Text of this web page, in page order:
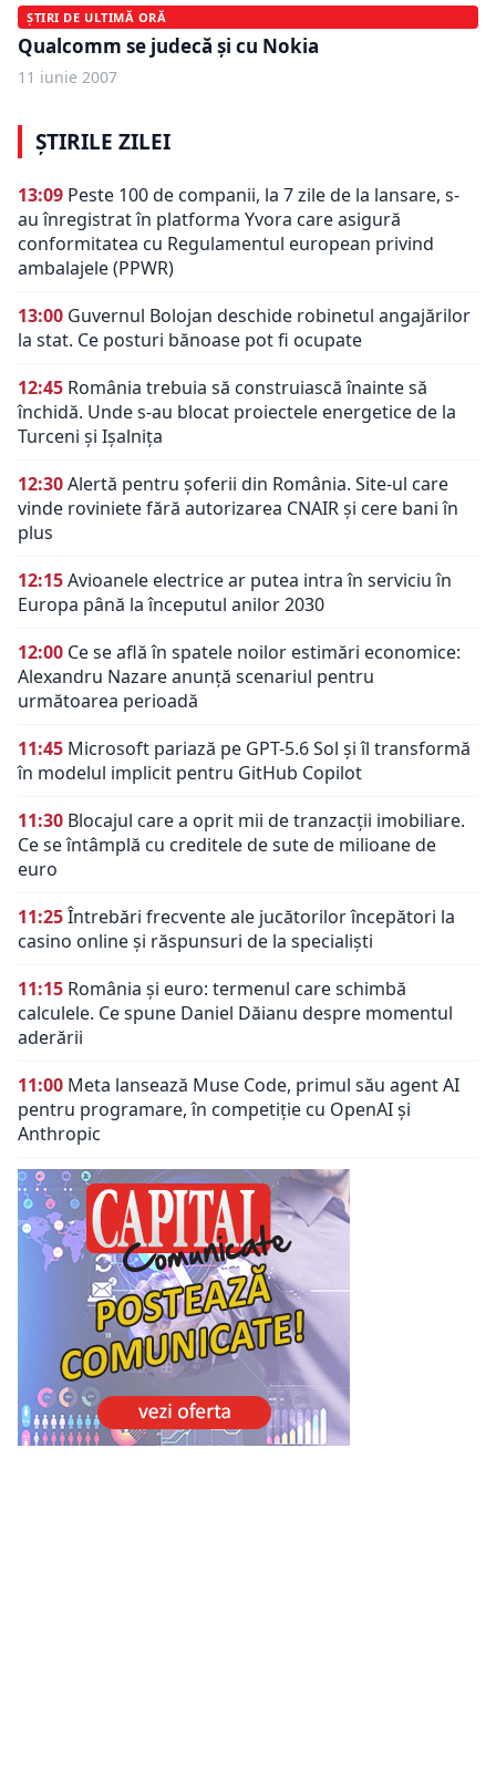
ȘTIRI DE ULTIMĂ ORĂ
Qualcomm se judecă şi cu Nokia
11 iunie 2007
ȘTIRILE ZILEI
13:09 Peste 100 de companii, la 7 zile de la lansare, s-
au înregistrat în platforma Yvora care asigură
conformitatea cu Regulamentul european privind
ambalajele (PPWR)
13:00 Guvernul Bolojan deschide robinetul angajărilor
la stat. Ce posturi bănoase pot fi ocupate
12:45 România trebuia să construiască înainte să
închidă. Unde s-au blocat proiectele energetice de la
Turceni și Ișalnița
12:30Alertă pentru șoferii din România. Site-ul care
vinde roviniete fără autorizarea CNAIR și cere bani în
plus
12:15Avioanele electrice ar putea intra în serviciu în
Europa până la începutul anilor 2030
12:00 Ce se află în spatele noilor estimări economice:
Alexandru Nazare anunță scenariul pentru
următoarea perioadă
11:45 Microsoft pariază pe GPT-5.6 Sol și îl transformă
în modelul implicit pentru GitHub Copilot
11:30 Blocajul care a oprit mii de tranzacții imobiliare.
Ce se întâmplă cu creditele de sute de milioane de
euro
11:25Întrebări frecvente ale jucătorilor începători la
casino online și răspunsuri de la specialiști
11:15 România și euro: termenul care schimbă
calculele. Ce spune Daniel Dăianu despre momentul
aderării
11:00 Meta lansează Muse Code, primul său agent AI
pentru programare, în competiție cu OpenAI și
Anthropic